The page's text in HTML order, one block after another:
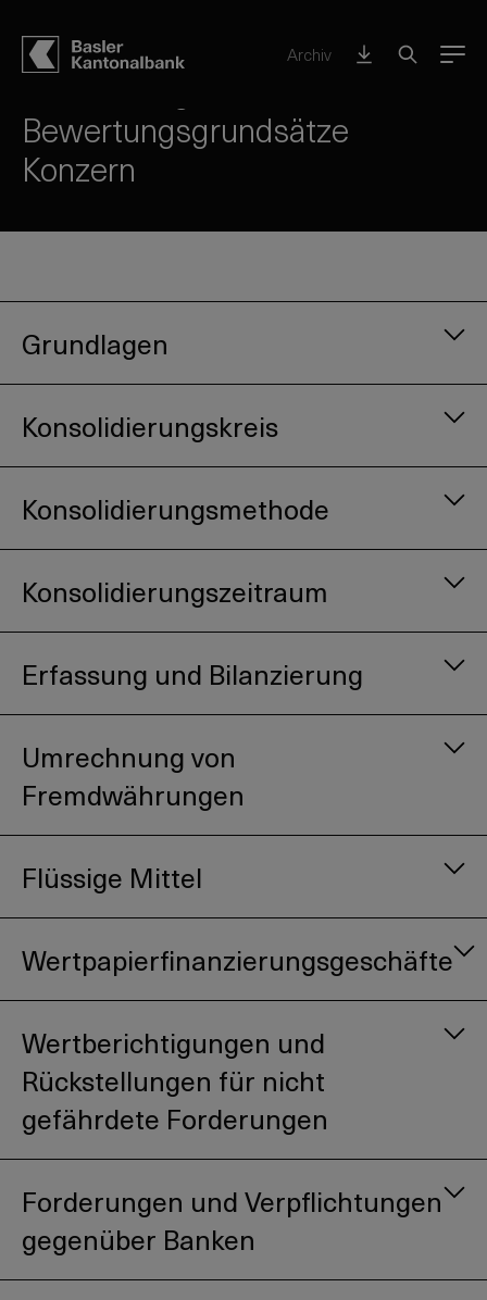
Archiv Menu
Konzern BKB – auf einen Blick
Bilanzierungs- und
Bewertungsgrundsätze
Konzern
Grundlagen
Konsolidierungskreis
Konsolidierungsmethode
Konsolidierungszeitraum
Erfassung und Bilanzierung
Umrechnung von
Fremdwährungen
Flüssige Mittel
Wertpapierfinanzierungsgeschäfte
Wertberichtigungen und
Rückstellungen für nicht
gefährdete Forderungen
Forderungen und Verpflichtungen
gegenüber Banken